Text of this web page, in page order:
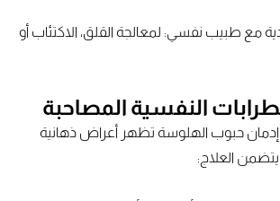
مع طبيب نفسي: لمعالجة القلق، الاكتئاب أو
حبوب الهلوسة تظهر أعراض ذهانية
العلاج: